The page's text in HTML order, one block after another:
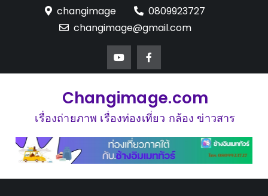
changimage
0809923727
changimage@gmail.com
Changimage.com
เรื่องถ่ายภาพ เรื่องท่องเที่ยว กล้อง ข่าวสาร